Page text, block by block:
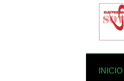
INICIO